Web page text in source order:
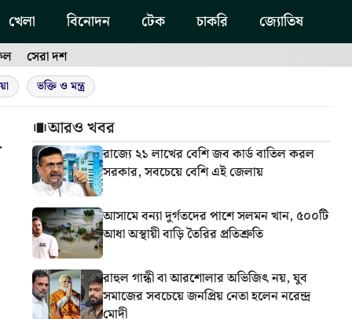
খেলা বিনোদন টেক চাকরি জ্যোতিষ
সেরা দশ
ভক্তি ও মন্ত্র
আরও খবর
রাজ্যে ২১ লাখের বেশি জব কার্ড বাতিল করল
সরকার, সবচেয়ে বেশি এই জেলায়
আসামে বন্যা দুর্গতদের পাশে সলমন খান, ৫০০টি
আধা অস্থায়ী বাড়ি তৈরির প্রতিশ্রুতি
রাহুল গান্ধী বা আরশোলার অভিজিৎ নয়, যুব
সমাজের সবচেয়ে জনপ্রিয় নেতা হলেন নরেন্দ্র
মোদী